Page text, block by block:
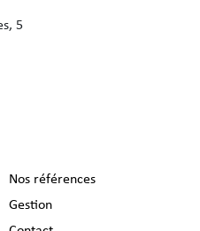
5
Nos références
Gestion